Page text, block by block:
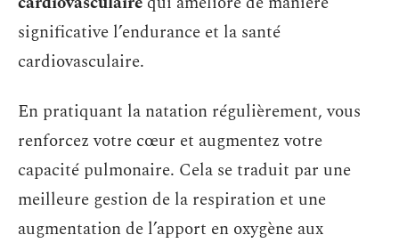
significative l’endurance et la santé
cardiovasculaire.
En pratiquant la natation régulièrement, vous
renforcez votre cœur et augmentez votre
capacité pulmonaire. Cela se traduit par une
meilleure gestion de la respiration et une
augmentation de l’apport en oxygène aux